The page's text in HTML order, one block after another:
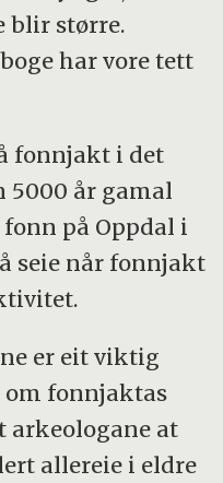
blir større.
har vore tett
fonnjakt i det
5000 år gamal
på Oppdal i
seie når fonnjakt
er eit viktig
fonnjaktas
arkeologane at
allereie i eldre